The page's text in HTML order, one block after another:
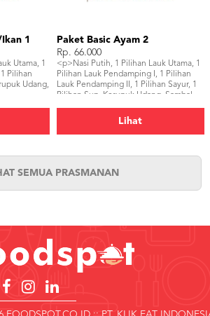
1
Utama, 1
Pilihan
Udang,
Paket Basic Ayam 2
Rp. 66.000
<p>Nasi Putih, 1 Pilihan Lauk Utama, 1
Pilihan Lauk Pendamping I, 1 Pilihan
Lauk Pendamping II, 1 Pilihan Sayur, 1
Pilihan Sup, Kerupuk Udang, Sambal,
Lihat
SEMUA PRASMANAN